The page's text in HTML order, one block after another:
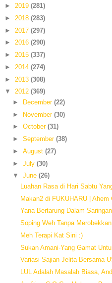
► 2019 (281)
► 2018 (283)
► 2017 (297)
► 2016 (290)
► 2015 (337)
► 2014 (274)
► 2013 (308)
▼ 2012 (369)
►
December (22)
► November (30)
► October (31)
► September (38)
► August (27)
► July (30)
▼ June (26)
Luahan Rasa di Hari Sabtu
Makan2 di FUKUHARU | Ahem
Yana Bertarung Dalam
Soping Weh Tanpa
Meh Terapi Kat Sini :)
Sukan Amani-Yang Gamat
Variasi Sajian Jelita Bersama
LUL Adalah Masalah Biasa,